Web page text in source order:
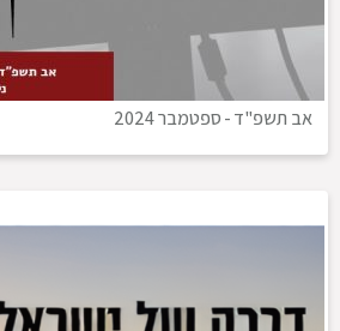
אב תשפ"ד-ספטמבר 2024